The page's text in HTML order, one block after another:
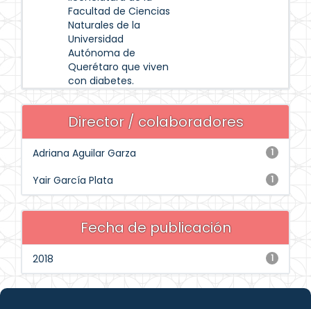
Facultad de Ciencias
Naturales de la
Universidad
Autónoma de
Querétaro que viven
con diabetes.
Director / colaboradores
1
Adriana Aguilar Garza
1
Yair García Plata
Fecha de publicación
1
2018